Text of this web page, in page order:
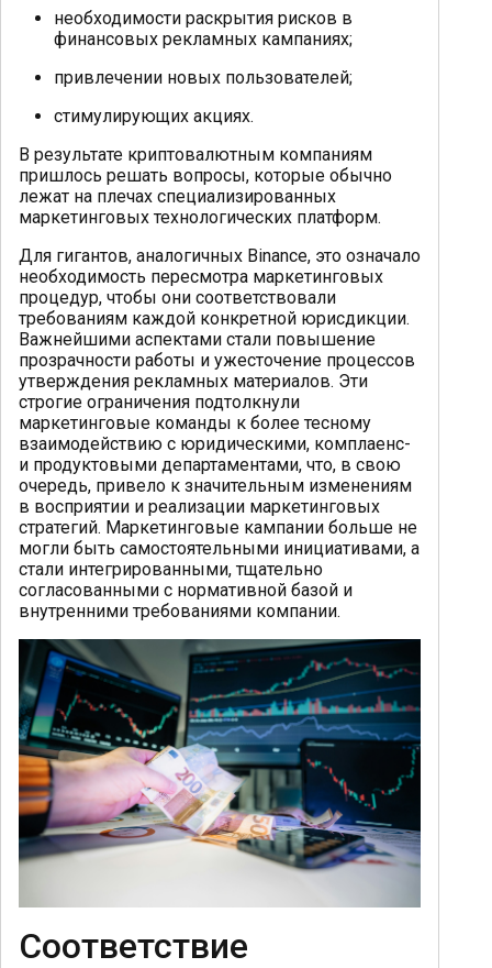
необходимости раскрытия рисков в
финансовых рекламных кампаниях;
привлечении новых пользователей;
стимулирующих акциях.
В результате криптовалютным компаниям
пришлось решать вопросы, которые обычно
лежат на плечах специализированных
маркетинговых технологических платформ.
Для гигантов, аналогичных Binance, это означало
необходимость пересмотра маркетинговых
процедур, чтобы они соответствовали
требованиям каждой конкретной юрисдикции.
Важнейшими аспектами стали повышение
прозрачности работы и ужесточение процессов
утверждения рекламных материалов. Эти
строгие ограничения подтолкнули
маркетинговые команды к более тесному
взаимодействию с юридическими, комплаенс-
и продуктовыми департаментами, что, в свою
очередь, привело к значительным изменениям
в восприятии и реализации маркетинговых
стратегий. Маркетинговые кампании больше не
могли быть самостоятельными инициативами, а
стали интегрированными, тщательно
согласованными с нормативной базой и
внутренними требованиями компании.
Соответствие